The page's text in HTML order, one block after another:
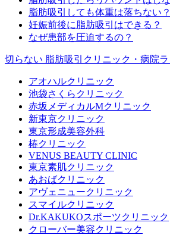
脂肪吸引しても体重は落ちない？
妊娠前後に脂肪吸引はできる？
なぜ患部を圧迫するの？
切らない 脂肪吸引クリニック・病院
アオハルクリニック
池袋さくらクリニック
赤坂メディカルMクリニック
新東京クリニック
東京形成美容外科
椿クリニック
VENUS BEAUTY CLINIC
東京素肌クリニック
あおばクリニック
アヴェニュークリニック
スマイルクリニック
Dr.KAKUKOスポーツクリニック
クローバー美容クリニック